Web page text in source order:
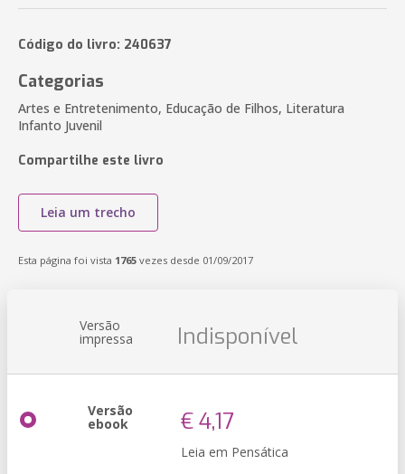
Código do livro: 240637
Categorias
Artes e Entretenimento, Educação de Filhos, Literatura
Infanto Juvenil
Compartilhe este livro
Leia um trecho
Esta página foi vista 1765 vezes desde 01/09/2017
Versão
impressa Indisponível
Versão
ebook € 4,17
Leia em Pensática